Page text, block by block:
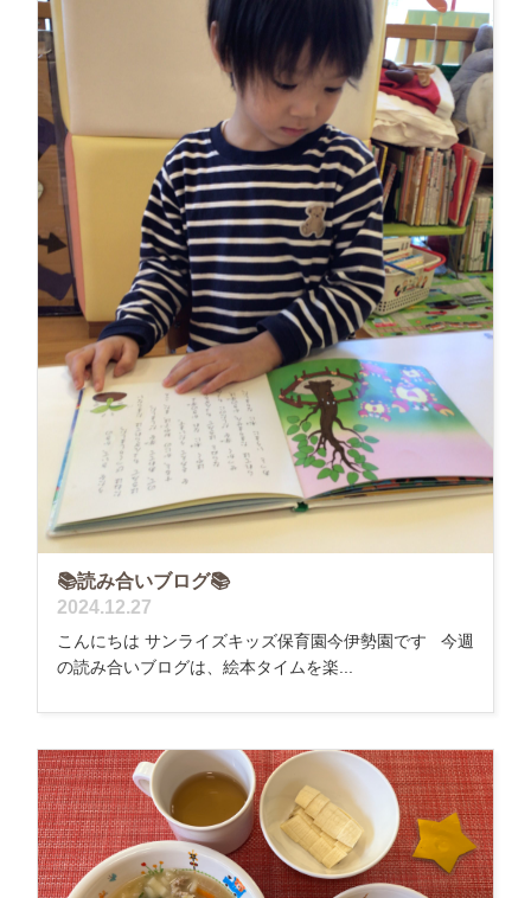
📚読み合いブログ📚
2024.12.27
こんにちは サンライズキッズ保育園今伊勢園です 今週
の読み合いブログは、絵本タイムを楽...